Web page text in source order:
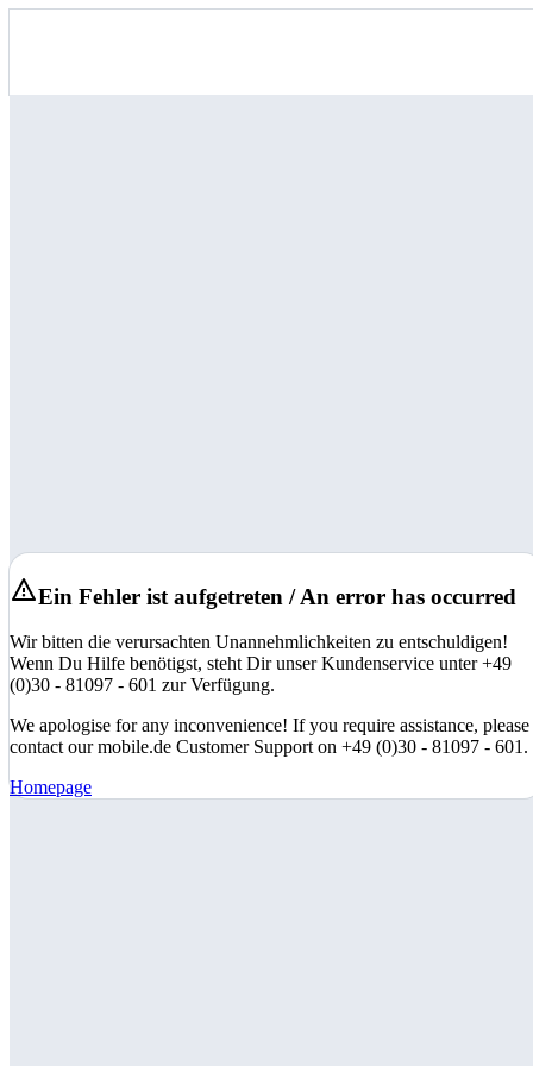
Ein Fehler ist aufgetreten / An error has occurred
Wir bitten die verursachten Unannehmlichkeiten zu entschuldigen!
Wenn Du Hilfe benötigst, steht Dir unser Kundenservice unter +49
(0)30 - 81097 - 601 zur Verfügung.
We apologise for any inconvenience! If you require assistance, please
contact our mobile.de Customer Support on +49 (0)30 - 81097 - 601.
Homepage